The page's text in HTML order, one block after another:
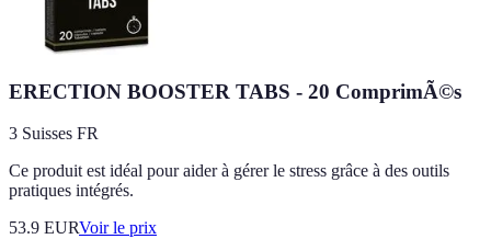
ERECTION BOOSTER TABS - 20 ComprimÃ©s
3 Suisses FR
Ce produit est idéal pour aider à gérer le stress grâce à des outils
pratiques intégrés.
53.9 EURVoir le prix